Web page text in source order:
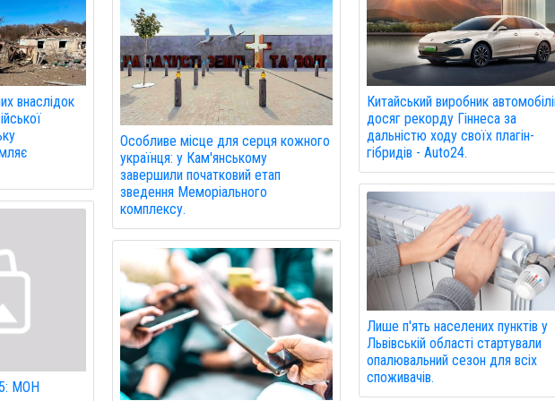
внаслідок
МОН
Особливе місце для серця кожного
українця: у Кам'янському
завершили початковий етап
зведення Меморіального
комплексу.
Китайський виробник
досяг рекорду Гіннеса за
дальністю ходу своїх плагін-
гібридів - Auto24.
Лише п'ять населених пунктів у
Львівській області стартували
опалювальний сезон для всіх
споживачів.